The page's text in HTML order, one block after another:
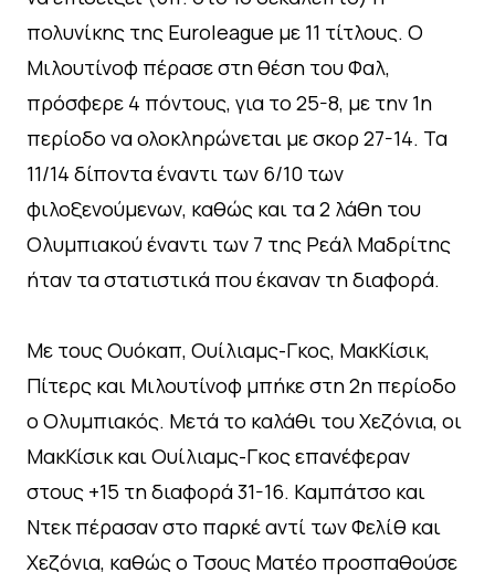
πολυνίκης της Euroleague με 11 τίτλους. Ο
Μιλουτίνοφ πέρασε στη θέση του Φαλ,
πρόσφερε 4 πόντους, για το 25-8, με την 1η
περίοδο να ολοκληρώνεται με σκορ 27-14. Τα
11/14 δίποντα έναντι των 6/10 των
φιλοξενούμενων, καθώς και τα 2 λάθη του
Ολυμπιακού έναντι των 7 της Ρεάλ Μαδρίτης
ήταν τα στατιστικά που έκαναν τη διαφορά.
Με τους Ουόκαπ, Ουίλιαμς-Γκος, ΜακΚίσικ,
Πίτερς και Μιλουτίνοφ μπήκε στη 2η περίοδο
ο Ολυμπιακός. Μετά το καλάθι του Χεζόνια, οι
ΜακΚίσικ και Ουίλιαμς-Γκος επανέφεραν
στους +15 τη διαφορά 31-16. Καμπάτσο και
Ντεκ πέρασαν στο παρκέ αντί των Φελίθ και
Χεζόνια, καθώς ο Τσους Ματέο προσπαθούσε